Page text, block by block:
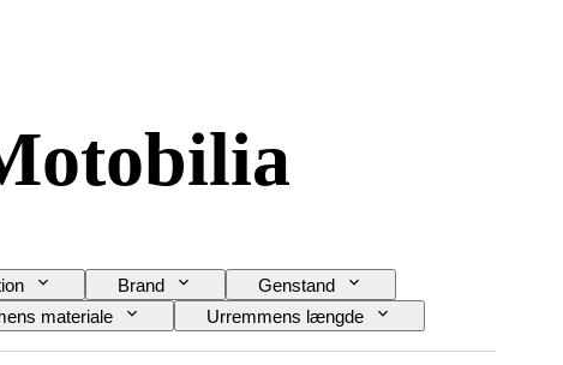
Brand
Genstand
materiale
Urremmens længde